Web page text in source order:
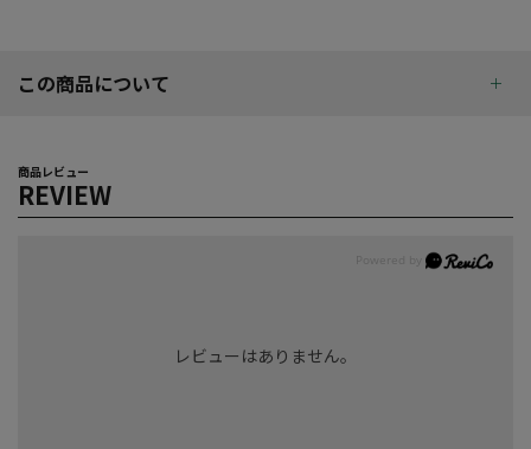
この商品について
商品レビュー
REVIEW
レビューはありません。